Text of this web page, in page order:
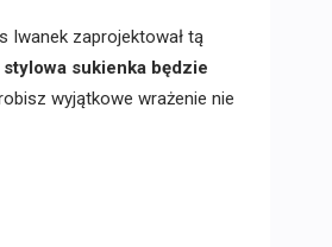
Iwanek zaprojektował tą
sukienka będzie
wyjątkowe wrażenie nie